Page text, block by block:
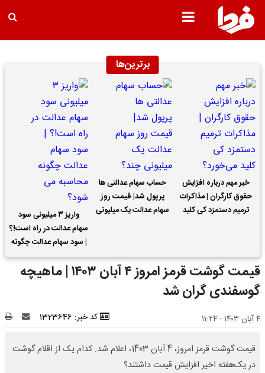
برترین‌ها
خبر مهم درباره افزایش
حقوق کارگران | مذاکرات
ترمیم دستمزد کی کلید
حساب سهام عدالتی ها
پرپول شد| قیمت روز
سهام عدالت یک میلیونی
واریز ۳ میلیونی سود
سهام عدالت در راه است!؟
| سود سهام عدالت چگونه
محاسبه می شود؟
قیمت گوشت قرمز امروز ۴ آبان ۱۴۰۳ | ماهیچه
گوسفندی گران شد
۴ آبان ۱۴۰۳ - ۱۱:۲۴ کد خبر: 1323646
قیمت گوشت قرمز امروز، 4 آبان 1403، اعلام شد. کدام یک از اقلام گوشت
در یک‌هفته اخیر افزایش قیمت داشتند؟